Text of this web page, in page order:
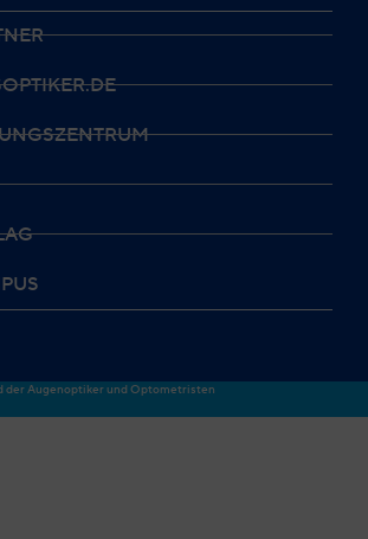
der Augenoptiker und Optometristen